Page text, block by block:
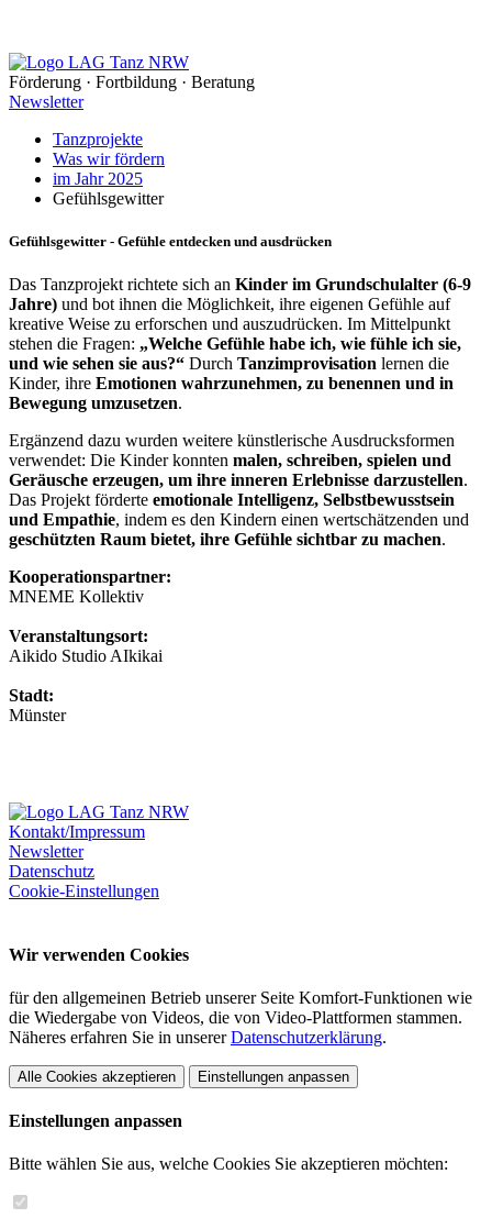
Förderung · Fortbildung · Beratung
Newsletter
Tanzprojekte
Was wir fördern
im Jahr 2025
Gefühlsgewitter
Gefühlsgewitter - Gefühle entdecken und ausdrücken
Das Tanzprojekt richtete sich an Kinder im Grundschulalter (6-9
Jahre) und bot ihnen die Möglichkeit, ihre eigenen Gefühle auf
kreative Weise zu erforschen und auszudrücken. Im Mittelpunkt
stehen die Fragen: „Welche Gefühle habe ich, wie fühle ich sie,
und wie sehen sie aus?“ Durch Tanzimprovisation lernen die
Kinder, ihre Emotionen wahrzunehmen, zu benennen und in
Bewegung umzusetzen.
Ergänzend dazu wurden weitere künstlerische Ausdrucksformen
verwendet: Die Kinder konnten malen, schreiben, spielen und
Geräusche erzeugen, um ihre inneren Erlebnisse darzustellen.
Das Projekt förderte emotionale Intelligenz, Selbstbewusstsein
und Empathie, indem es den Kindern einen wertschätzenden und
geschützten Raum bietet, ihre Gefühle sichtbar zu machen.
Kooperationspartner:
MNEME Kollektiv
Veranstaltungsort:
Aikido Studio AIkikai
Stadt:
Münster
Kontakt/Impressum
Newsletter
Datenschutz
Cookie-Einstellungen
Wir verwenden Cookies
für den allgemeinen Betrieb unserer Seite Komfort-Funktionen wie
die Wiedergabe von Videos, die von Video-Plattformen stammen.
Näheres erfahren Sie in unsererDatenschutzerklärung.
Alle Cookies akzeptieren Einstellungen anpassen
Einstellungen anpassen
Bitte wählen Sie aus, welche Cookies Sie akzeptieren möchten: